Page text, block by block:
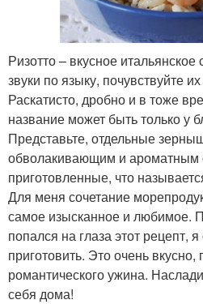
Ризотто – вкусное итальянское
звуки по языку, почувствуйте
Раскатисто, дробно и в тоже
название может быть только у
Представьте, отдельные
обволакивающим и ароматным
приготовленные, что
Для меня сочетание
самое изысканное и любимое.
попался на глаза этот рецепт, я
приготовить. Это очень вкусно,
романтического ужина.
себя дома!